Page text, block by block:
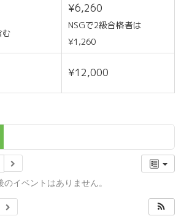
¥6,260
NSGで2級合格者は
¥1,260
¥12,000
イベントはありません。